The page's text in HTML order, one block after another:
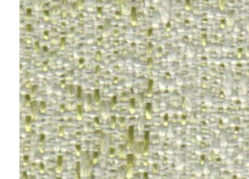
ョ
ン
ミ
ノ
エ
イ
ン
テ
リ
ア
プ